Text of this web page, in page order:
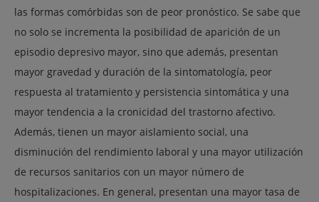
las formas comórbidas son de peor pronóstico. Se sabe que
no solo se incrementa la posibilidad de aparición de un
episodio depresivo mayor, sino que además, presentan
mayor gravedad y duración de la sintomatología, peor
respuesta al tratamiento y persistencia sintomática y una
mayor tendencia a la cronicidad del trastorno afectivo.
Además, tienen un mayor aislamiento social, una
disminución del rendimiento laboral y una mayor utilización
de recursos sanitarios con un mayor número de
hospitalizaciones. En general, presentan una mayor tasa de